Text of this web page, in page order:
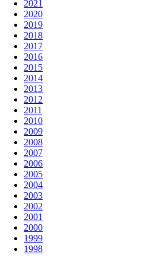
2021
2020
2019
2018
2017
2016
2015
2014
2013
2012
2011
2010
2009
2008
2007
2006
2005
2004
2003
2002
2001
2000
1999
1998